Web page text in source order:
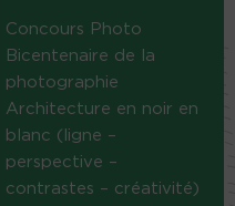
Concours Photo
Bicentenaire de la
photographie
Architecture en noir en
blanc (ligne –
perspective –
contrastes – créativité)